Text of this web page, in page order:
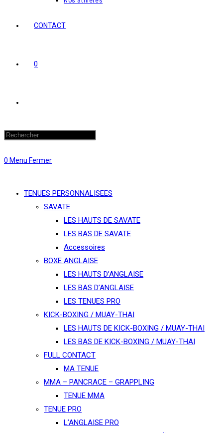
CONTACT
0
website
0 Menu Fermer
TENUES PERSONNALISEES
SAVATE
LES HAUTS DE SAVATE
LES BAS DE SAVATE
Accessoires
BOXE ANGLAISE
LES HAUTS D’ANGLAISE
LES BAS D’ANGLAISE
LES TENUES PRO
KICK-BOXING / MUAY-THAI
LES HAUTS DE KICK-BOXING / MUAY-THAI
LES BAS DE KICK-BOXING / MUAY-THAI
FULL CONTACT
MA TENUE
MMA – PANCRACE – GRAPPLING
TENUE MMA
TENUE PRO
L’ANGLAISE PRO